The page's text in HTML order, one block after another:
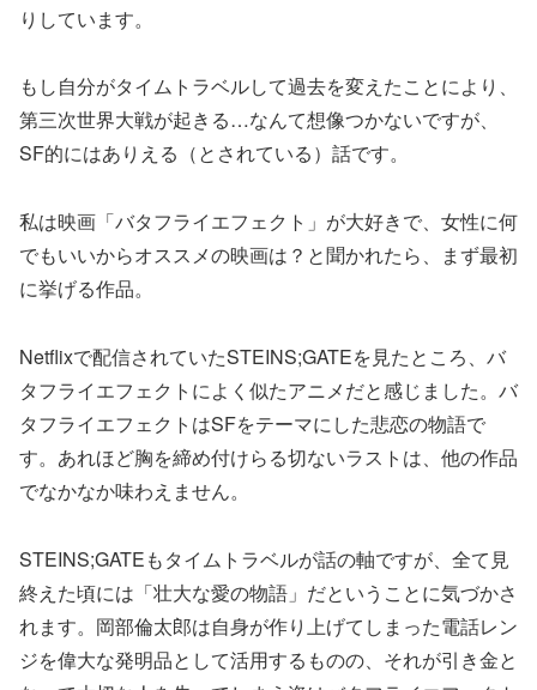
りしています。
もし自分がタイムトラベルして過去を変えたことにより、
第三次世界大戦が起きる…なんて想像つかないですが、
SF的にはありえる（とされている）話です。
私は映画「バタフライエフェクト」が大好きで、女性に何
でもいいからオススメの映画は？と聞かれたら、まず最初
に挙げる作品。
Netflixで配信されていたSTEINS;GATEを見たところ、バ
タフライエフェクトによく似たアニメだと感じました。バ
タフライエフェクトはSFをテーマにした悲恋の物語で
す。あれほど胸を締め付けらる切ないラストは、他の作品
でなかなか味わえません。
STEINS;GATEもタイムトラベルが話の軸ですが、全て見
終えた頃には「壮大な愛の物語」だということに気づかさ
れます。岡部倫太郎は自身が作り上げてしまった電話レン
ジを偉大な発明品として活用するものの、それが引き金と